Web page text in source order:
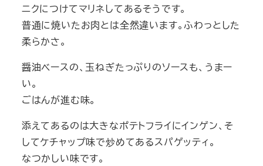
ニクにつけてマリネしてあるそうです。
普通に焼いたお肉とは全然違います。ふわっとした
柔らかさ。
醤油ベースの、玉ねぎたっぷりのソースも、うまー
い。
ごはんが進む味。
添えてあるのは大きなポテトフライにインゲン、そ
してケチャップ味で炒めてあるスパゲッティ。
なつかしい味です。